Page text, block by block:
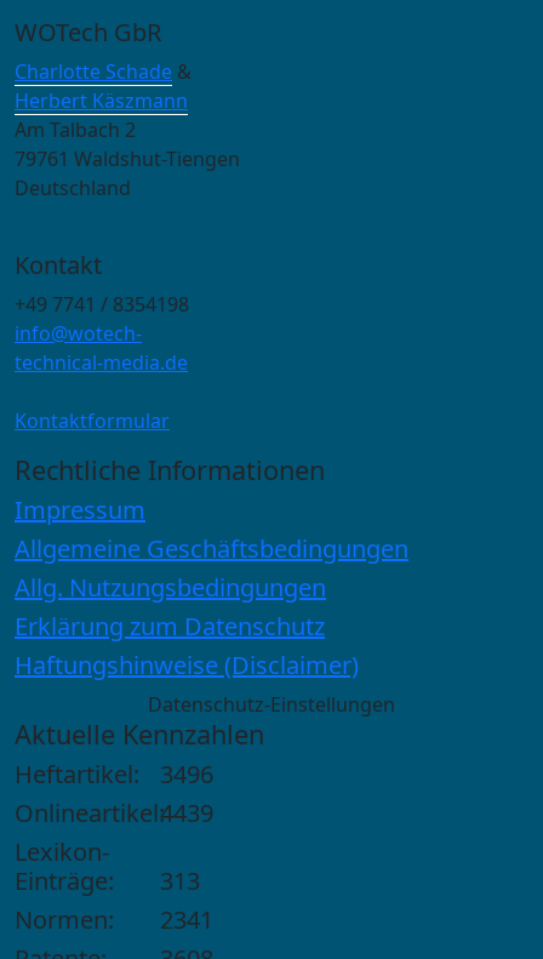
WOTech GbR
Charlotte Schade &
Herbert Käszmann
Am Talbach 2
79761 Waldshut-Tiengen
Deutschland
Kontakt
+49 7741 / 8354198
info@wotech-
technical-media.de
Kontaktformular
Rechtliche Informationen
Impressum
Allgemeine Geschäftsbedingungen
Allg. Nutzungsbedingungen
Erklärung zum Datenschutz
Haftungshinweise (Disclaimer)
Datenschutz-Einstellungen
Aktuelle Kennzahlen
Heftartikel:
3496
Onlineartikel:4439
Lexikon-
Einträge:
313
Normen:
2341